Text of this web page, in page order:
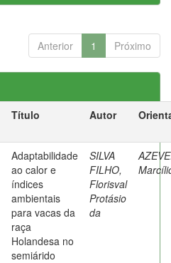
Anterior 1 Próximo
Título Autor
Adaptabilidade
ao calor e
índices
ambientais
para vacas da
raça
Holandesa no
semiárido
SILVA
FILHO,
Florisval
Protásio
da